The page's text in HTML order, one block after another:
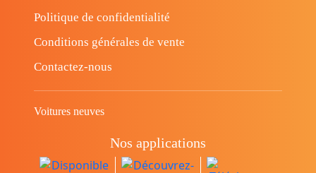
Politique de confidentialité
Conditions générales de vente
Contactez-nous
Voitures neuves
Nos applications